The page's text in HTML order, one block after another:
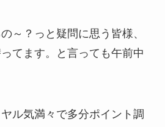
～？っと疑問に思う皆様、
てます。と言っても午前中
ル気満々で多分ポイント調